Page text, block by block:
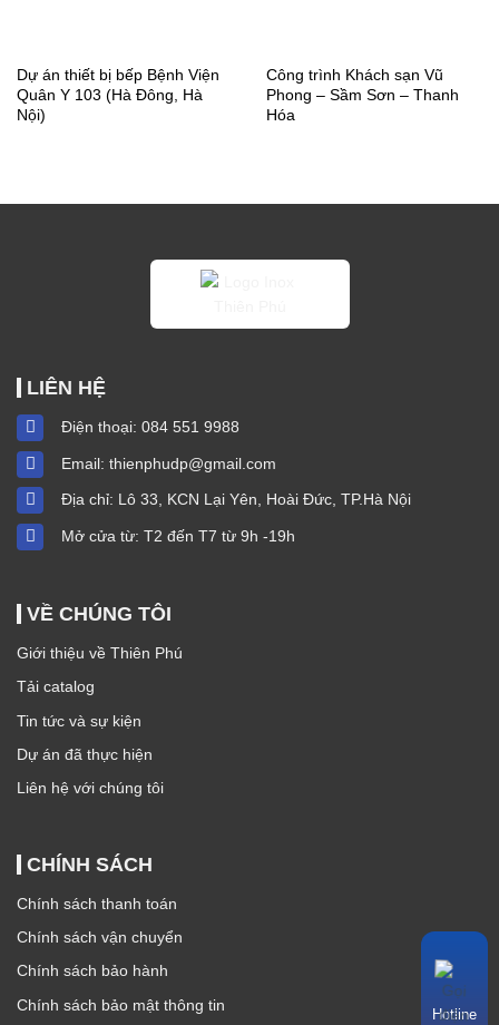
Dự án thiết bị bếp Bệnh Viện
Quân Y 103 (Hà Đông, Hà
Nội)
Công trình Khách sạn Vũ
Phong – Sầm Sơn – Thanh
Hóa
LIÊN HỆ
Điện thoại: 084 551 9988
Email: thienphudp@gmail.com
Địa chỉ: Lô 33, KCN Lại Yên, Hoài Đức, TP.Hà Nội
Mở cửa từ: T2 đến T7 từ 9h -19h
VỀ CHÚNG TÔI
Giới thiệu về Thiên Phú
Tải catalog
Tin tức và sự kiện
Dự án đã thực hiện
Liên hệ với chúng tôi
CHÍNH SÁCH
Chính sách thanh toán
Chính sách vận chuyển
Chính sách bảo hành
Chính sách bảo mật thông tin
Hotline